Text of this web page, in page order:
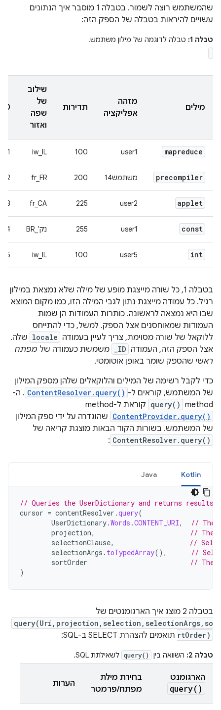
שהמשתמש רוצה לשמור. בטבלה 1 מוסבר איך הנתונים
עשויים להיראות בטבלה של הספק הזה:
טבלה 1: טבלה לדוגמה של מילון משתמש.
מילים
מזהה
אפליקציה
תדירות
שילוב
של
שפה
ואזור
mapreduce
user1
100
iw_IL
1
precompiler משתמש14 200
fr_FR
2
applet
user2
225
fr_CA
3
const
user1
255 נק'_BR 4
int
user5
100
iw_IL
5
בטבלה 1, כל שורה מייצגת מופע של מילה שלא נמצאת במילון
רגיל. כל עמודה מייצגת נתון לגבי המילה הזו, כמו מקום המוצא
שבו היא נמצאה לראשונה. כותרות העמודות הן שמות
העמודות שמאוחסנים אצל הספק. למשל, כדי להתייחס
ללוקאל של שורה מסוימת, צריך לעיין בעמודה locale שלה.
אצל הספק הזה, העמודה _ID משמשת כעמודה של מפתח
ראשי שהספק שומר באופן אוטומטי.
כדי לקבל רשימה של המילים והלוקאלים שלהן מספק המילון
של המשתמש, קוראים ל- ContentResolver.query() . ה-
method
query() קוראת ל-method
ContentProvider.query() שהוגדרה על ידי ספק המילון
של המשתמש. בשורות הקוד הבאות מוצגת קריאה של
ContentResolver.query()
:
Kotlin
Java
// Queries the UserDictionary and returns results
cursor = contentResolver .query(
UserDictionary.Words .CONTENT_URI,
// The
projection,
// The
selectionClause,
//
selectionArgs . toTypedArray(),
//
sortOrder
// The
)
בטבלה 2 מוצג איך הארגומנטים של
query(Uri,projection,selection,selectionArgs,so
rtOrder) תואמים להצהרת SELECT ב-SQL:
טבלה 2: השוואה בין query() לשאילתת SQL.
הארגומנט
query()
בחירת מילת
מפתח/פרמטר
הערות